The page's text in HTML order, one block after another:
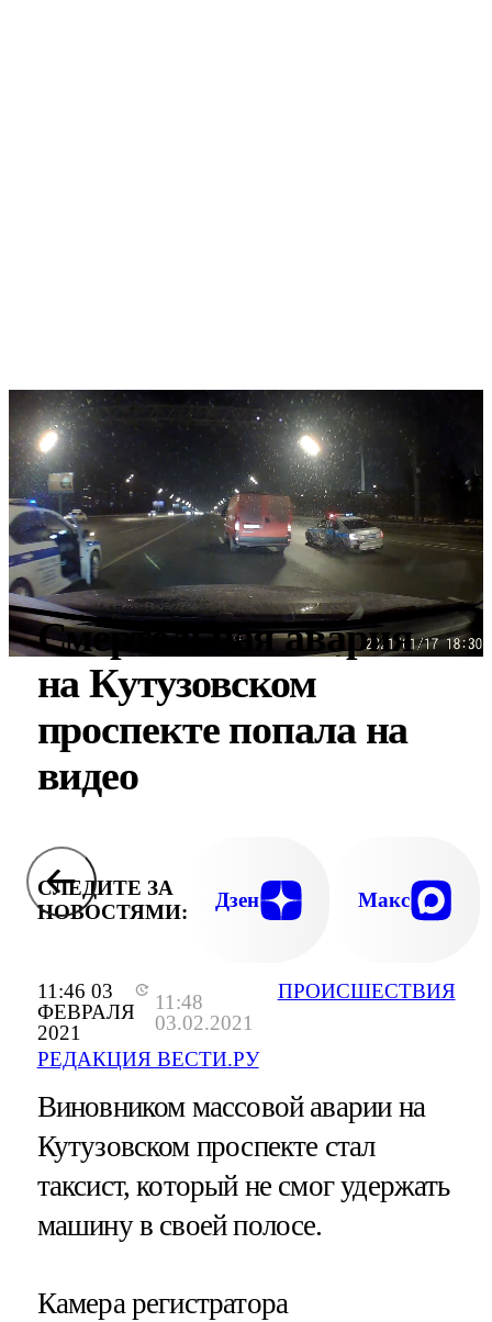
11:46 03
ФЕВРАЛЯ
2021
11:48
03.02.2021
РЕДАКЦИЯ ВЕСТИ.РУ
ПРОИСШЕСТВИЯ
Смертельная авария
на Кутузовском
проспекте попала на
видео
СЛЕДИТЕ ЗА
НОВОСТЯМИ:
Дзен Макс
Виновником массовой аварии на
Кутузовском проспекте стал
таксист, который не смог удержать
машину в своей полосе.
Камера регистратора